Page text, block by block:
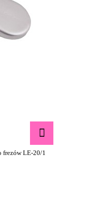
frezów LE-20/1